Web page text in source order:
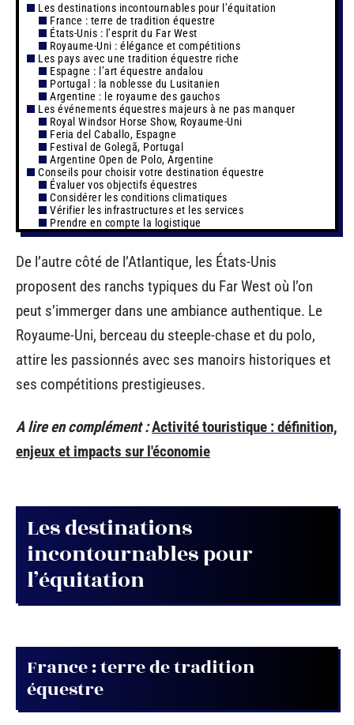
Les destinations incontournables pour l’équitation
France : terre de tradition équestre
États-Unis : l’esprit du Far West
Royaume-Uni : élégance et compétitions
Les pays avec une tradition équestre riche
Espagne : l’art équestre andalou
Portugal : la noblesse du Lusitanien
Argentine : le royaume des gauchos
Les événements équestres majeurs à ne pas manquer
Royal Windsor Horse Show, Royaume-Uni
Feria del Caballo, Espagne
Festival de Golegã, Portugal
Argentine Open de Polo, Argentine
Conseils pour choisir votre destination équestre
Évaluer vos objectifs équestres
Considérer les conditions climatiques
Vérifier les infrastructures et les services
Prendre en compte la logistique
De l’autre côté de l’Atlantique, les États-Unis
proposent des ranchs typiques du Far West où l’on
peut s’immerger dans une ambiance authentique. Le
Royaume-Uni, berceau du steeple-chase et du polo,
attire les passionnés avec ses manoirs historiques et
ses compétitions prestigieuses.
A lire en complément :Activité touristique : définition,
enjeux et impacts sur l'économie
Les destinations
incontournables pour
l’équitation
France : terre de tradition
équestre